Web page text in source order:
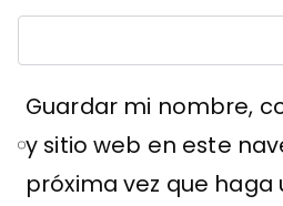
Guardar mi nombre,
y sitio web en este
próxima vez que